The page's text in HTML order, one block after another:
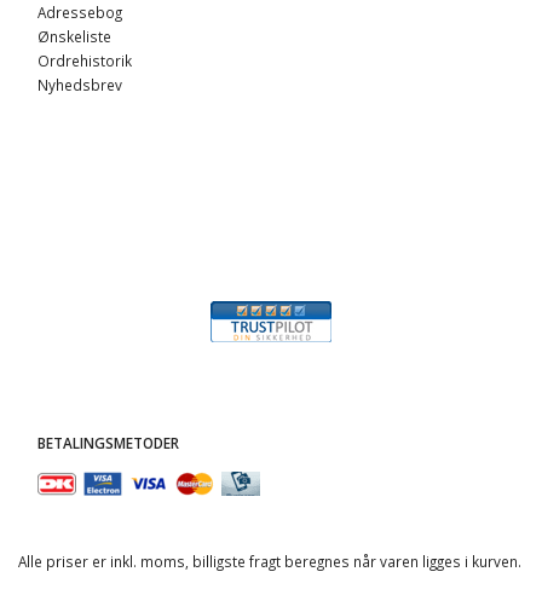
Adressebog
Ønskeliste
Ordrehistorik
Nyhedsbrev
BETALINGSMETODER
Alle priser er inkl. moms, billigste fragt beregnes når varen ligges i kurven.